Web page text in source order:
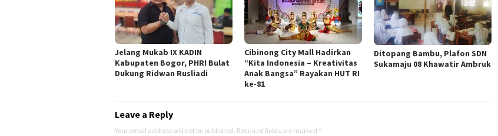
Jelang Mukab IX KADIN
Kabupaten Bogor, PHRI Bulat
Dukung Ridwan Rusliadi
Cibinong City Mall Hadirkan
“Kita Indonesia – Kreativitas
Anak Bangsa” Rayakan HUT RI
ke-81
Ditopang Bambu, Plafon SDN
Sukamaju 08 Khawatir Ambruk
Leave a Reply
Your email address will not be published. Required fields are marked *